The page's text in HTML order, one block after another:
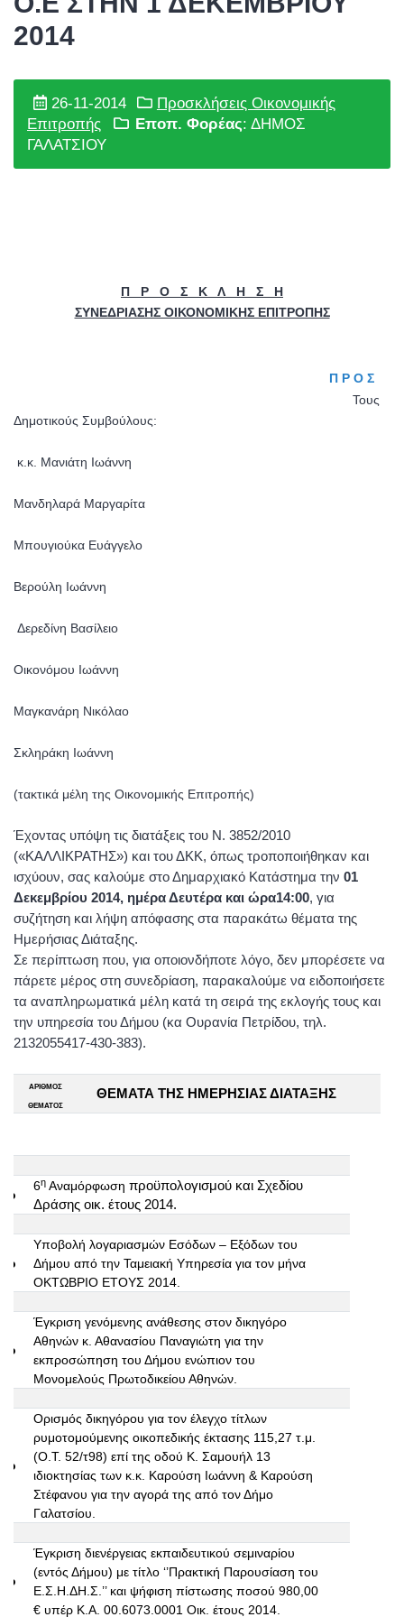
2014
26-11-2014
Προσκλήσεις Οικονομικής
Επιτροπής
Εποπ. Φορέας: ΔΗΜΟΣ
ΓΑΛΑΤΣΙΟΥ
Π Ρ Ο Σ Κ Λ Η Σ Η
ΣΥΝΕΔΡΙΑΣΗΣ ΟΙΚΟΝΟΜΙΚΗΣ ΕΠΙΤΡΟΠΗΣ
Π Ρ Ο Σ
Τους
Δημοτικούς Συμβούλους:
κ.κ. Μανιάτη Ιωάννη
Μανδηλαρά Μαργαρίτα
Μπουγιούκα Ευάγγελο
Βερούλη Ιωάννη
Δερεδίνη Βασίλειο
Οικονόμου Ιωάννη
Μαγκανάρη Νικόλαο
Σκληράκη Ιωάννη
(τακτικά μέλη της Οικονομικής Επιτροπής)
Έχοντας υπόψη τις διατάξεις του Ν. 3852/2010
(«ΚΑΛΛΙΚΡΑΤΗΣ») και του ΔΚΚ, όπως τροποποιήθηκαν και
ισχύουν, σας καλούμε στο Δημαρχιακό Κατάστημα την 01
Δεκεμβρίου 2014, ημέρα Δευτέρα και ώρα14:00, για
συζήτηση και λήψη απόφασης στα παρακάτω θέματα της
Ημερήσιας Διάταξης.
Σε περίπτωση που, για οποιονδήποτε λόγο, δεν μπορέσετε να
πάρετε μέρος στη συνεδρίαση, παρακαλούμε να ειδοποιήσετε
τα αναπληρωματικά μέλη κατά τη σειρά της εκλογής τους και
την υπηρεσία του Δήμου (κα Ουρανία Πετρίδου, τηλ.
2132055417-430-383).
ΑΡΙΘΜΟΣ
ΘΕΜΑΤΟΣ
ΘΕΜΑΤΑ ΤΗΣ ΗΜΕΡΗΣΙΑΣ ΔΙΑΤΑΞΗΣ
1ο
6ηΑναμόρφωση προϋπολογισμού και Σχεδίου
Δράσης οικ. έτους 2014.
2ο
Υποβολή λογαριασμών Εσόδων – Εξόδων του
Δήμου από την Ταμειακή Υπηρεσία για τον μήνα
ΟΚΤΩΒΡΙΟ ΕΤΟΥΣ 2014.
3ο
Έγκριση γενόμενης ανάθεσης στον δικηγόρο
Αθηνών κ. Αθανασίου Παναγιώτη για την
εκπροσώπηση του Δήμου ενώπιον του
Μονομελούς Πρωτοδικείου Αθηνών.
4ο
Ορισμός δικηγόρου για τον έλεγχο τίτλων
ρυμοτομούμενης οικοπεδικής έκτασης 115,27 τ.μ.
(Ο.Τ. 52/τ98) επί της οδού Κ. Σαμουήλ 13
ιδιοκτησίας των κ.κ. Καρούση Ιωάννη & Καρούση
Στέφανου για την αγορά της από τον Δήμο
Γαλατσίου.
5ο
Έγκριση διενέργειας εκπαιδευτικού σεμιναρίου
(εντός Δήμου) με τίτλο ‘’Πρακτική Παρουσίαση του
Ε.Σ.Η.ΔΗ.Σ.’’ και ψήφιση πίστωσης ποσού 980,00
€ υπέρ Κ.Α. 00.6073.0001 Οικ. έτους 2014.